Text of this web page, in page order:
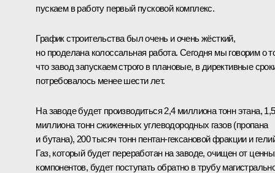
пускаем в работу первый пусковой комплекс.
График строительства был очень и очень жёсткий,
но проделана колоссальная работа. Сегодня мы говорим о
что завод запускаем строго в плановые, в директивные
потребовалось менее шести лет.
На заводе будет производиться 2,4 миллиона тонн этана, 1,5
миллиона тонн сжиженных углеводородных газов (пропана
и бутана), 200 тысяч тонн пентан-гексановой фракции и
Газ, который будет переработан на заводе, очищен от
компонентов, будет поступать обратно в трубу